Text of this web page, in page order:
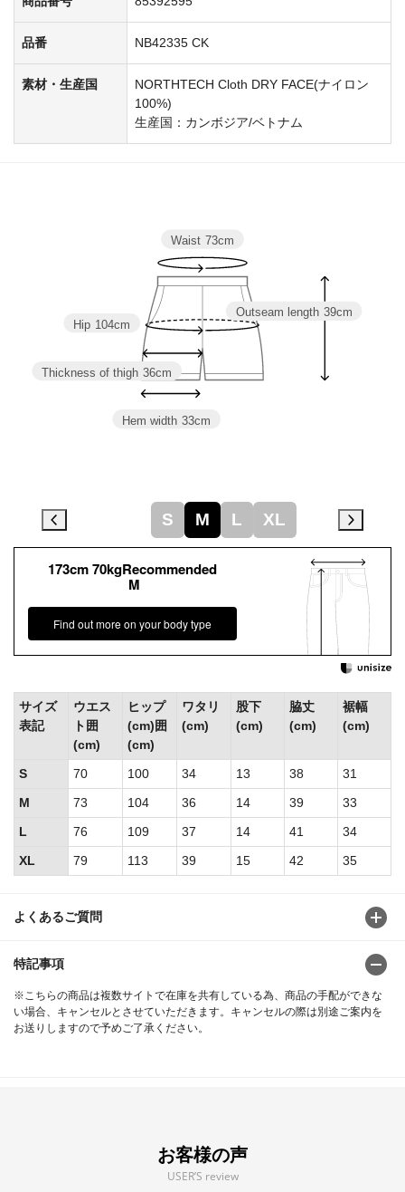
品番 NB42335 CK
素材・生産国
NORTHTECH Cloth DRY FACE(ナイロン
100%)
生産国：カンボジア/ベトナム
よくあるご質問
特記事項
※こちらの商品は複数サイトで在庫を共有している為、商品の手配ができな
い場合、キャンセルとさせていただきます。キャンセルの際は別途ご案内を
お送りしますので予めご了承ください。
サイズ
表記
ウエス
ト囲
(cm)
ヒップ
(cm)囲
(cm)
ワタリ
(cm)
股下
(cm)
脇丈
(cm)
裾幅
(cm)
S 70 100 34 13 38
31
M
73 104 36 14 39
33
L
76 109 37 14 41
34
XL
79 113 39 15 42 35
173cm 70kgRecommended
M
Find out more on your body type
Outseam length 39cm
Hem width 33cm
Thickness of thigh 36cm
Hip 104cm
Waist 73cm
S M L XL
お客様の声
USER’S review